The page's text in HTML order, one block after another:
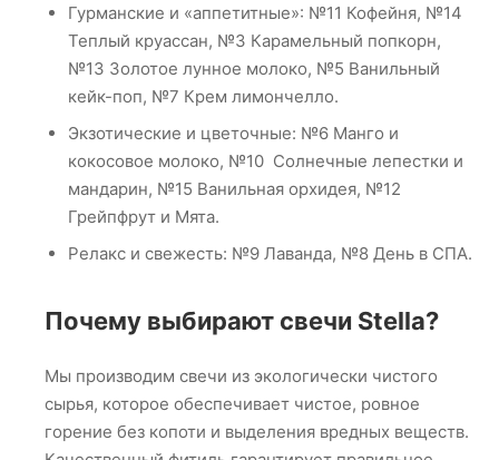
Гурманские и «аппетитные»: №11 Кофейня, №14
Теплый круассан, №3 Карамельный попкорн,
№13 Золотое лунное молоко, №5 Ванильный
кейк-поп, №7 Крем лимончелло.
Экзотические и цветочные: №6 Манго и
кокосовое молоко, №10 Солнечные лепестки и
мандарин, №15 Ванильная орхидея, №12
Грейпфрут и Мята.
Релакс и свежесть: №9 Лаванда, №8 День в СПА.
Почему выбирают свечи Stella?
Мы производим свечи из экологически чистого
сырья, которое обеспечивает чистое, ровное
горение без копоти и выделения вредных веществ.